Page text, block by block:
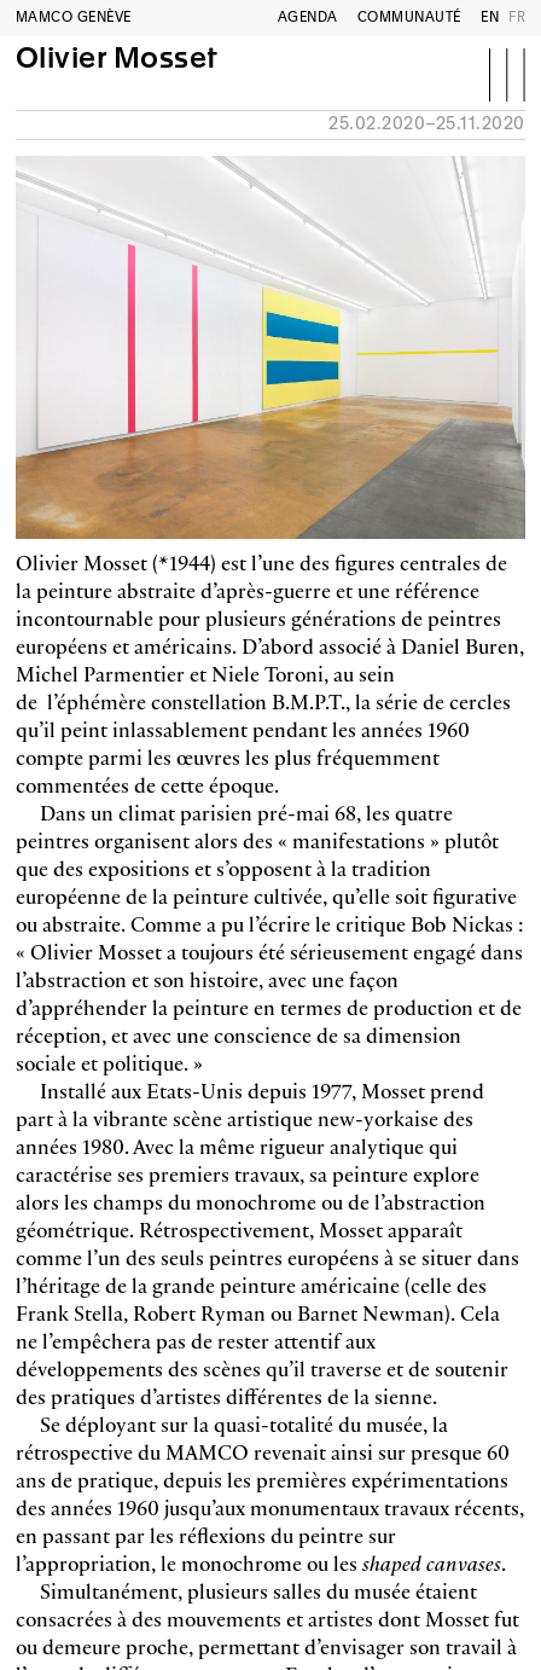
MAMCO GENÈVE AGENDA COMMUNAUTÉ EN FR
Olivier Mosset
25.02.2020–25.11.2020
Olivier Mosset (*1944) est l’une des figures centrales de
la peinture abstraite d’après-guerre et une référence
incontournable pour plusieurs générations de peintres
européens et américains. D’abord associé à Daniel Buren,
Michel Parmentier et Niele Toroni, au sein
de l’éphémère constellation B.M.P.T., la série de cercles
qu’il peint inlassablement pendant les années 1960
compte parmi les œuvres les plus fréquemment
commentées de cette époque.
Dans un climat parisien pré-mai 68, les quatre
peintres organisent alors des « manifestations » plutôt
que des expositions et s’opposent à la tradition
européenne de la peinture cultivée, qu’elle soit figurative
ou abstraite. Comme a pu l’écrire le critique Bob Nickas :
« Olivier Mosset a toujours été sérieusement engagé dans
l’abstraction et son histoire, avec une façon
d’appréhender la peinture en termes de production et de
réception, et avec une conscience de sa dimension
sociale et politique. »
Installé aux Etats-Unis depuis 1977, Mosset prend
part à la vibrante scène artistique new-yorkaise des
années 1980. Avec la même rigueur analytique qui
caractérise ses premiers travaux, sa peinture explore
alors les champs du monochrome ou de l’abstraction
géométrique. Rétrospectivement, Mosset apparaît
comme l’un des seuls peintres européens à se situer dans
l’héritage de la grande peinture américaine (celle des
Frank Stella, Robert Ryman ou Barnet Newman). Cela
ne l’empêchera pas de rester attentif aux
développements des scènes qu’il traverse et de soutenir
des pratiques d’artistes différentes de la sienne.
Se déployant sur la quasi-totalité du musée, la
rétrospective du MAMCO revenait ainsi sur presque 60
ans de pratique, depuis les premières expérimentations
des années 1960 jusqu’aux monumentaux travaux récents,
en passant par les réflexions du peintre sur
l’appropriation, le monochrome ou les shaped canvases.
Simultanément, plusieurs salles du musée étaient
consacrées à des mouvements et artistes dont Mosset fut
ou demeure proche, permettant d’envisager son travail à